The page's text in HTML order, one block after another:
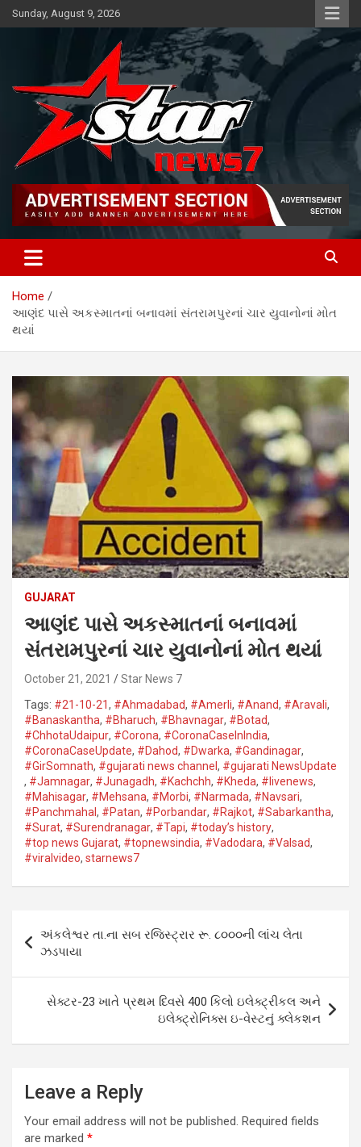
Skip
to
Sunday, August 9, 2026
Star News 7
Home
આણંદ પાસે અકસ્માતનાં બનાવમાં સંતરામપુરનાં ચાર યુવાનોનાં મોત
થયાં
GUJARAT
આણંદ પાસે અકસ્માતનાં બનાવમાં
સંતરામપુરનાં ચાર યુવાનોનાં મોત થયાં
October 21, 2021
Star News 7
Tags: #21-10-21, #Ahmadabad, #Amerli, #Anand, #Aravali,
#Banaskantha​, #Bharuch, #Bhavnagar​, #Botad,
#ChhotaUdaipur, #Corona​, #CoronaCaseInIndia,
#CoronaCaseUpdate, #Dahod​, #Dwarka​, #Gandinagar,
#GirSomnath, #gujarati news channel , #gujarati NewsUpdate
, #Jamnagar​, #Junagadh​, #Kachchh, #Kheda​, #livenews,
#Mahisagar​, #Mehsana, #Morbi, #Narmada, #Navsari​,
#Panchmahal, #Patan​, #Porbandar​, #Rajkot​, #Sabarkantha​,
#Surat​, #Surendranagar, #Tapi​, #today’s history,
#top news Gujarat, #topnewsindia, #Vadodara​, #Valsad​,
#viralvideo, starnews7
navigation
અંકલેશ્વર તા.ના સબ રજિસ્ટ્રાર રૂ. ૮૦૦૦ની લાંચ લેતા
ઝડપાયા
સેક્ટર-23 ખાતે પ્રથમ દિવસે 400 કિલો ઇલેક્ટ્રીકલ અને
ઇલેક્ટ્રોનિક્સ ઇ-વેસ્ટનું ક્લેકશન
Leave a Reply
Your email address will not be published. Required fields
are marked *